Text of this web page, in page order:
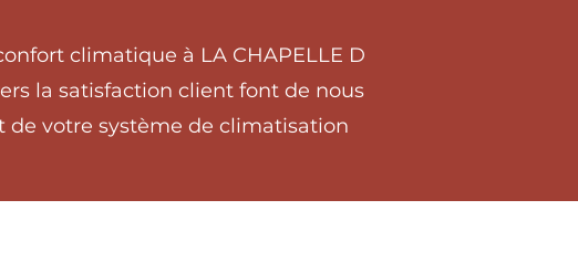
climatique à LA CHAPELLE D
la satisfaction client font de nous
votre système de climatisation